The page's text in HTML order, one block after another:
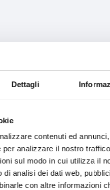
Dettagli
contenuti ed
analizzare il nostro
sul modo in cui utilizza il
di analisi dei dati web,
con altre informazioni